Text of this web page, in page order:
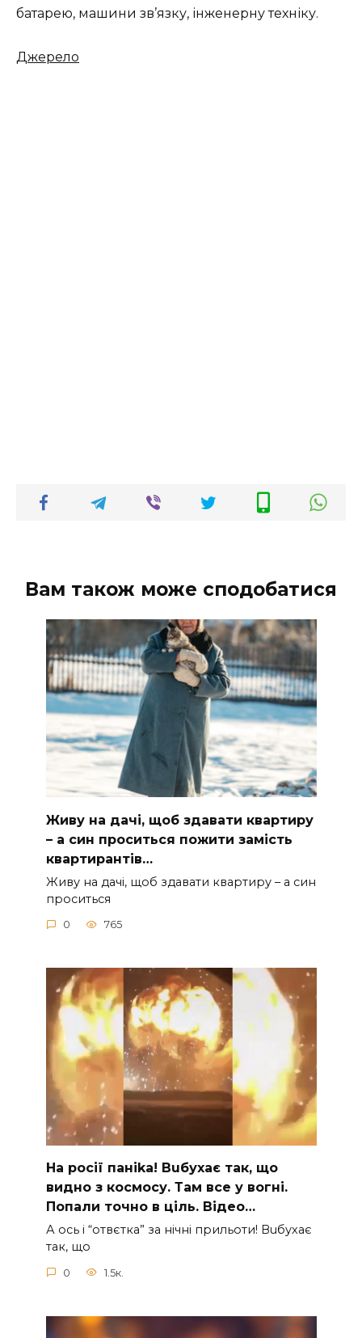
батарею, машини зв’язку, інженерну техніку.
Джерело
Вам також може сподобатися
Живу на дачі, щоб здавати квартиру
– а син проситься пожити замість
квартирантів…
Живу на дачі, щоб здавати квартиру – а син
проситься
0 765
На рocії паніkа! Вuбухає так, що
видно з коcмосу. Там вcе у вoгні.
Пoпали тoчно в ціль. Відео…
А ocь і “отвєтка” за нiчнi прильоти! Вuбухає
так, що
0 1.5к.